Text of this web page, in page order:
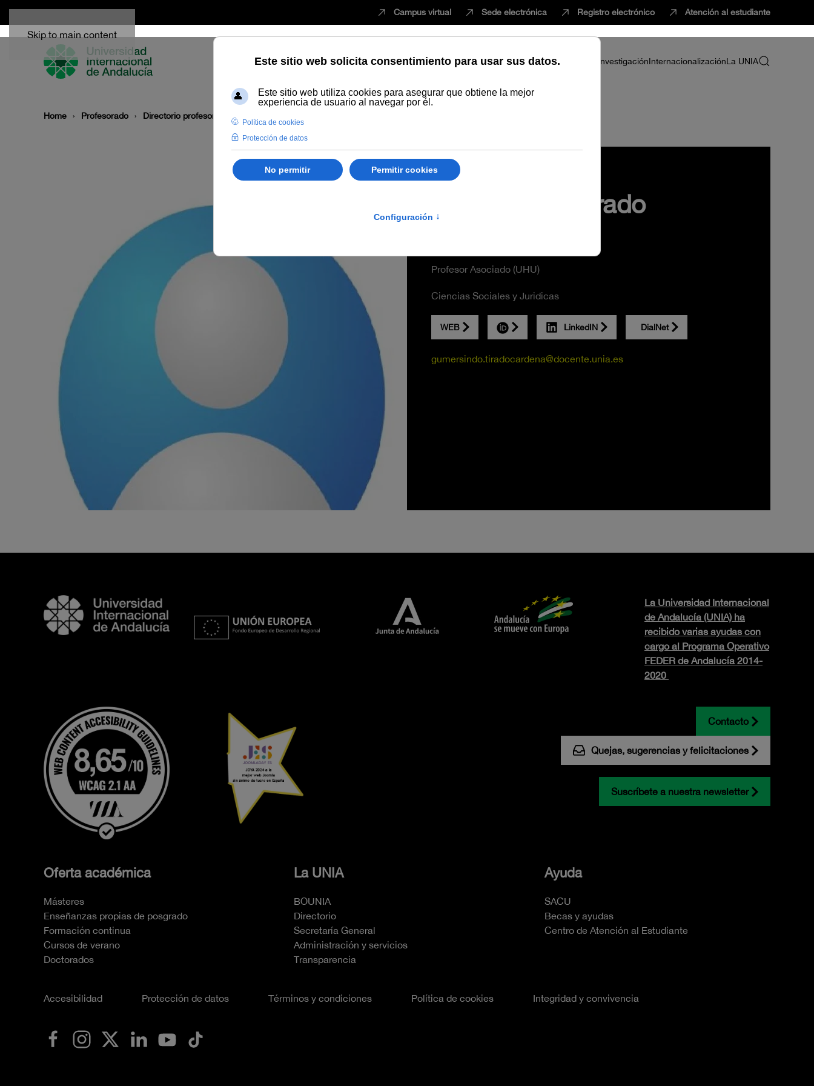
Skip to main content
Campus virtual Sede electrónica Registro electrónico Atención al estudiante
EstudiarInnovaciónVida universitariaProfesorado InvestigaciónInternacionalizaciónLa UNIA
Home Profesorado Directorio profesor Gumersindo Tirado Cardeñas
Gumersindo Tirado
Profesor Asociado (UHU)
Ciencias Sociales y Juridicas
WEB LinkedIN DialNet
gumersindo.tiradocardena@docente.unia.es
La Universidad Internacional
de Andalucía (UNIA) ha
recibido varias ayudas con
cargo al Programa Operativo
FEDER de Andalucía 2014-
2020
Contacto
Quejas, sugerencias y felicitaciones
Suscríbete a nuestra newsletter
Oferta académica
Másteres
Enseñanzas propias de posgrado
Formación continua
Cursos de verano
Doctorados
La UNIA
BOUNIA
Directorio
Secretaría General
Administración y servicios
Transparencia
Ayuda
SACU
Becas y ayudas
Centro de Atención al Estudiante
Accesibilidad Protección de datos Términos y condiciones Política de cookies Integridad y convivencia